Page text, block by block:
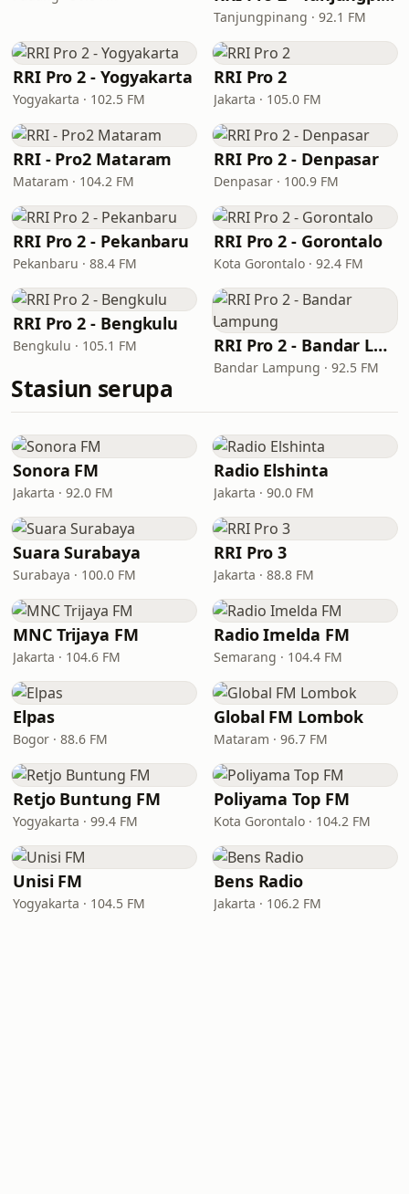
Tanjungpinang · 92.1 FM
RRI Pro 2 - Yogyakarta
Yogyakarta · 102.5 FM
RRI Pro 2
Jakarta · 105.0 FM
RRI - Pro2 Mataram
Mataram · 104.2 FM
RRI Pro 2 - Denpasar
Denpasar · 100.9 FM
RRI Pro 2 - Pekanbaru
Pekanbaru · 88.4 FM
RRI Pro 2 - Gorontalo
Kota Gorontalo · 92.4 FM
RRI Pro 2 - Bengkulu
Bengkulu · 105.1 FM RRI Pro 2 - Bandar Lampung
Bandar Lampung · 92.5 FM
Stasiun serupa
Sonora FM
Jakarta · 92.0 FM
Radio Elshinta
Jakarta · 90.0 FM
Suara Surabaya
Surabaya · 100.0 FM
RRI Pro 3
Jakarta · 88.8 FM
MNC Trijaya FM
Jakarta · 104.6 FM
Radio Imelda FM
Semarang · 104.4 FM
Elpas
Bogor · 88.6 FM
Global FM Lombok
Mataram · 96.7 FM
Retjo Buntung FM
Yogyakarta · 99.4 FM
Poliyama Top FM
Kota Gorontalo · 104.2 FM
Unisi FM
Yogyakarta · 104.5 FM
Bens Radio
Jakarta · 106.2 FM